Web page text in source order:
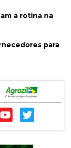
a rotina na
para